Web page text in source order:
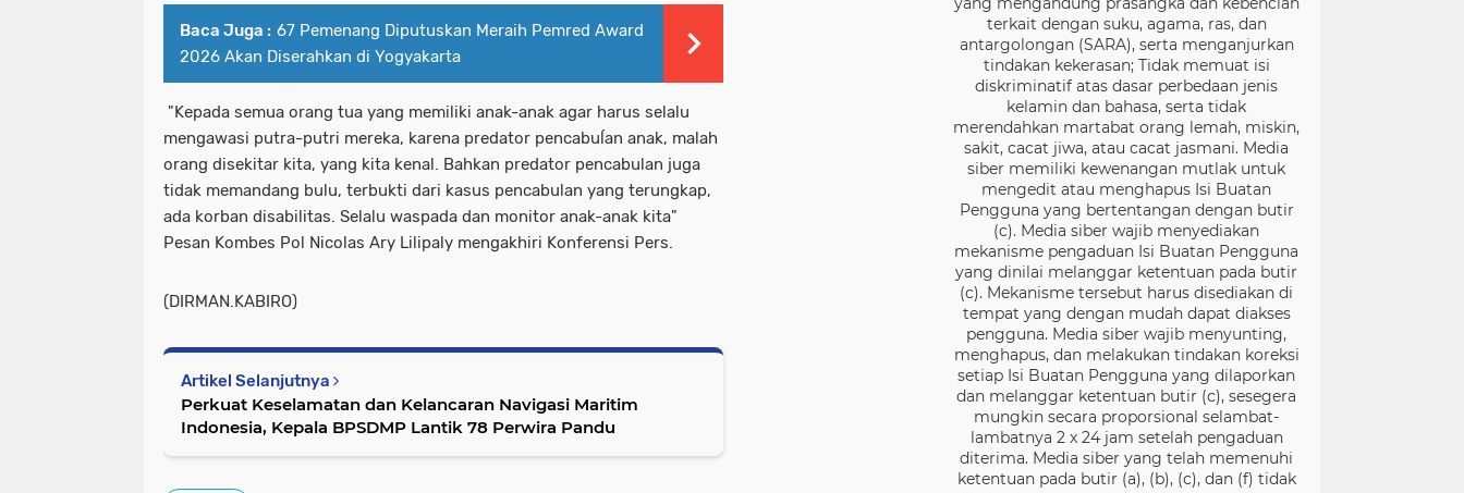
Baca Juga : 67 Pemenang Diputuskan Meraih Pemred Award
2026 Akan Diserahkan di Yogyakarta
"Kepada semua orang tua yang memiliki anak-anak agar harus selalu
mengawasi putra-putri mereka, karena predator pencabuĺan anak, malah
orang disekitar kita, yang kita kenal. Bahkan predator pencabulan juga
tidak memandang bulu, terbukti dari kasus pencabulan yang terungkap,
ada korban disabilitas. Selalu waspada dan monitor anak-anak kita"
Pesan Kombes Pol Nicolas Ary Lilipaly mengakhiri Konferensi Pers.
(DIRMAN.KABIRO)
Artikel Selanjutnya
Perkuat Keselamatan dan Kelancaran Navigasi Maritim
Indonesia, Kepala BPSDMP Lantik 78 Perwira Pandu
terkait dengan suku, agama, ras, dan
antargolongan (SARA), serta menganjurkan
tindakan kekerasan; Tidak memuat isi
diskriminatif atas dasar perbedaan jenis
kelamin dan bahasa, serta tidak
merendahkan martabat orang lemah, miskin,
sakit, cacat jiwa, atau cacat jasmani. Media
siber memiliki kewenangan mutlak untuk
mengedit atau menghapus Isi Buatan
Pengguna yang bertentangan dengan butir
(c). Media siber wajib menyediakan
mekanisme pengaduan Isi Buatan Pengguna
yang dinilai melanggar ketentuan pada butir
(c). Mekanisme tersebut harus disediakan di
tempat yang dengan mudah dapat diakses
pengguna. Media siber wajib menyunting,
menghapus, dan melakukan tindakan koreksi
setiap Isi Buatan Pengguna yang dilaporkan
dan melanggar ketentuan butir (c), sesegera
mungkin secara proporsional selambat-
lambatnya 2 x 24 jam setelah pengaduan
diterima. Media siber yang telah memenuhi
ketentuan pada butir (a), (b), (c), dan (f) tidak